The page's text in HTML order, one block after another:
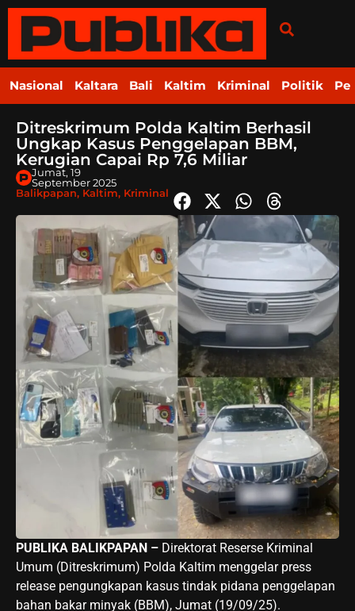
Nasional Kaltara Bali Kaltim Kriminal Politik
Ditreskrimum Polda Kaltim Berhasil
Ungkap Kasus Penggelapan BBM,
Kerugian Capai Rp 7,6 Miliar
Jumat, 19
September 2025
Balikpapan, Kaltim, Kriminal
PUBLIKA BALIKPAPAN – Direktorat Reserse Kriminal
Umum (Ditreskrimum) Polda Kaltim menggelar press
release pengungkapan kasus tindak pidana penggelapan
bahan bakar minyak (BBM), Jumat (19/09/25).